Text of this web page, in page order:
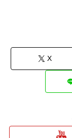
X